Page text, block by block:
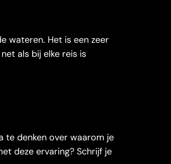
wateren. Het is een zeer
als bij elke reis is
te denken over waarom je
deze ervaring? Schrijf je